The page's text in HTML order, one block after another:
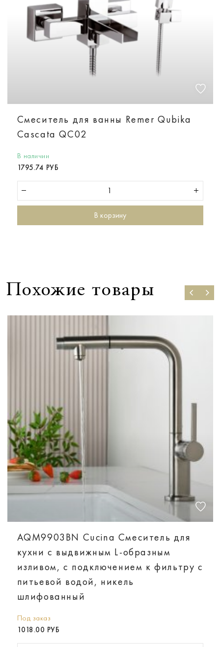
Смеситель для ванны Remer Qubika
Cascata QC02
В наличии
1795.74 РУБ
В корзину
Похожие товары
AQM9903BN Cucina Смеситель для
кухни с выдвижным L-образным
изливом, с подключением к фильтру с
питьевой водой, никель
шлифованный
Под заказ
1018.00 РУБ